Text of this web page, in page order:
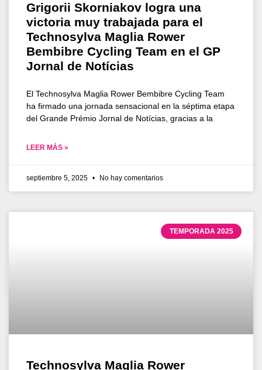
Grigorii Skorniakov logra una
victoria muy trabajada para el
Technosylva Maglia Rower
Bembibre Cycling Team en el GP
Jornal de Notícias
El Technosylva Maglia Rower Bembibre Cycling Team
ha firmado una jornada sensacional en la séptima etapa
del Grande Prémio Jornal de Notícias, gracias a la
LEER MÁS »
septiembre 5, 2025 No hay comentarios
TEMPORADA 2025
Technosylva Maglia Rower